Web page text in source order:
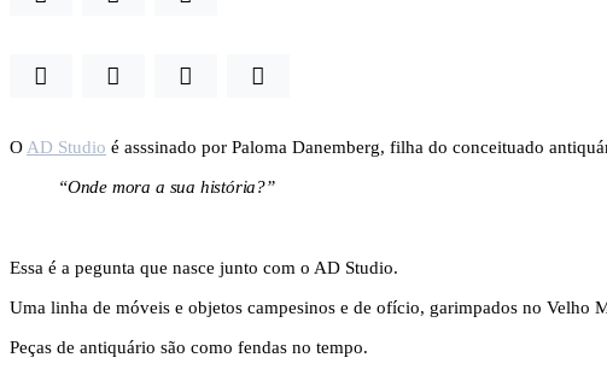
O AD Studio é asssinado por Paloma Danemberg, filha do conceituado
“Onde mora a sua história?”
Essa é a pegunta que nasce junto com o AD Studio.
Uma linha de móveis e objetos campesinos e de ofício, garimpados no Velho
Peças de antiquário são como fendas no tempo.